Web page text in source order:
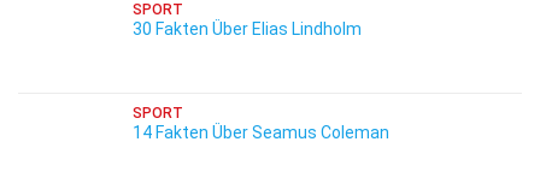
SPORT
30 Fakten Über Elias Lindholm
SPORT
14 Fakten Über Seamus Coleman